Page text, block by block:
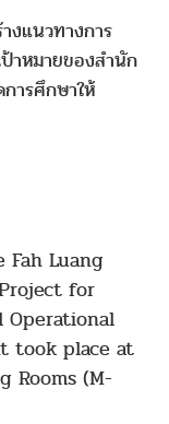
งแนวทางการ
าหมายของสำนัก
ารศึกษาให้
Luang
for
Operational
took place at
Rooms (M-